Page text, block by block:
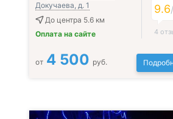
Докучаева, д. 1
До центра 5.6 км
Оплата на сайте
9.6/
4
от 4 500 руб.